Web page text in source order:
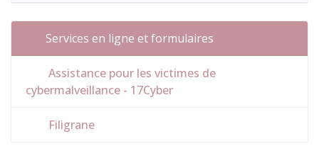
Services en ligne et formulaires
Assistance pour les victimes de
cybermalveillance - 17Cyber
Filigrane